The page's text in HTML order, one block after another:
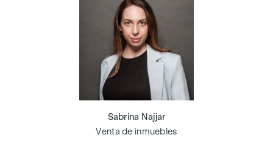
Sabrina Najjar
Venta de inmuebles